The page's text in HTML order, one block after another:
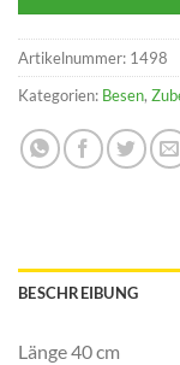
Artikelnummer: 1498
Kategorien: Besen,
BESCHREIBUNG
Länge 40 cm